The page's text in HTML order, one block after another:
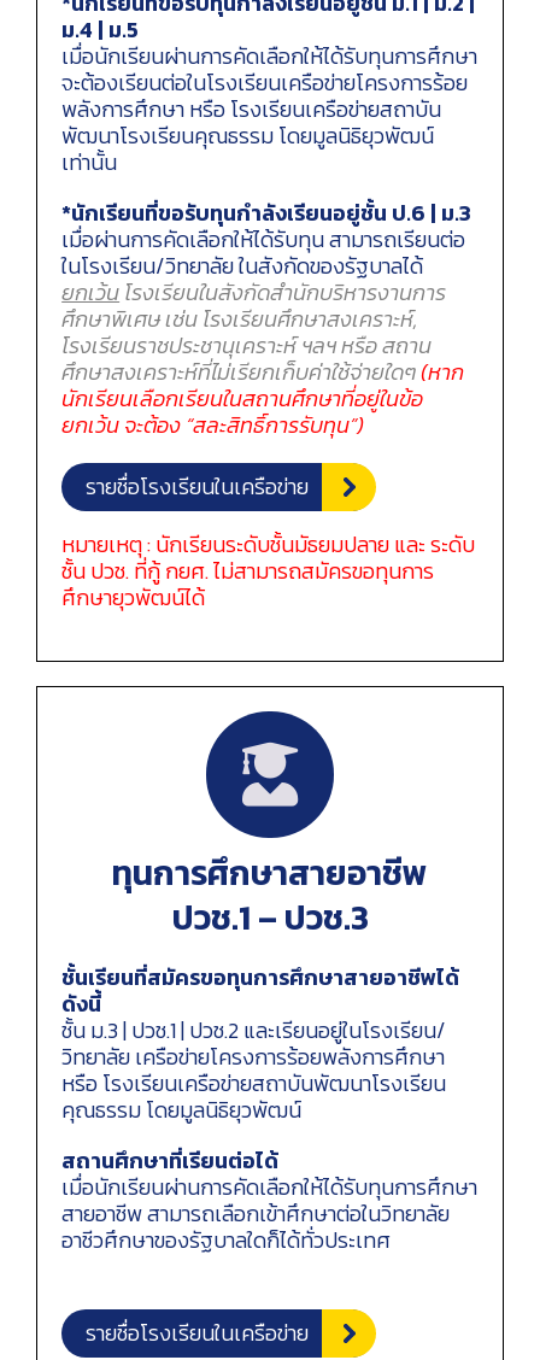
ม.4 | ม.5
เมื่อนักเรียนผ่านการคัดเลือกให้ได้รับทุนการศึกษา
จะต้องเรียนต่อในโรงเรียนเครือข่ายโครงการร้อย
พลังการศึกษา หรือ โรงเรียนเครือข่ายสถาบัน
พัฒนาโรงเรียนคุณธรรม โดยมูลนิธิยุวพัฒน์
เท่านั้น
*นักเรียนที่ขอรับทุนกำลังเรียนอยู่ชั้น ป.6 | ม.3
เมื่อผ่านการคัดเลือกให้ได้รับทุน สามารถเรียนต่อ
ในโรงเรียน/วิทยาลัย ในสังกัดของรัฐบาลได้
ยกเว้นโรงเรียนในสังกัดสำนักบริหารงานการ
ศึกษาพิเศษ เช่น โรงเรียนศึกษาสงเคราะห์,
โรงเรียนราชประชานุเคราะห์ ฯลฯ หรือ สถาน
ศึกษาสงเคราะห์ที่ไม่เรียกเก็บค่าใช้จ่ายใดๆ(หาก
นักเรียนเลือกเรียนในสถานศึกษาที่อยู่ในข้อ
ยกเว้น จะต้อง “สละสิทธิ์การรับทุน”)
รายชื่อโรงเรียนในเครือข่าย
หมายเหตุ : นักเรียนระดับชั้นมัธยมปลาย และ ระดับ
ชั้น ปวช. ที่กู้ กยศ. ไม่สามารถสมัครขอทุนการ
ศึกษายุวพัฒน์ได้
ทุนการศึกษาสายอาชีพ
ปวช.1 – ปวช.3
ชั้นเรียนที่สมัครขอทุนการศึกษาสายอาชีพได้
ดังนี้
ชั้น ม.3 | ปวช.1 | ปวช.2 และเรียนอยู่ในโรงเรียน/
วิทยาลัย เครือข่ายโครงการร้อยพลังการศึกษา
หรือ โรงเรียนเครือข่ายสถาบันพัฒนาโรงเรียน
คุณธรรม โดยมูลนิธิยุวพัฒน์
สถานศึกษาที่เรียนต่อได้
เมื่อนักเรียนผ่านการคัดเลือกให้ได้รับทุนการศึกษา
สายอาชีพ สามารถเลือกเข้าศึกษาต่อในวิทยาลัย
อาชีวศึกษาของรัฐบาลใดก็ได้ทั่วประเทศ
รายชื่อโรงเรียนในเครือข่าย